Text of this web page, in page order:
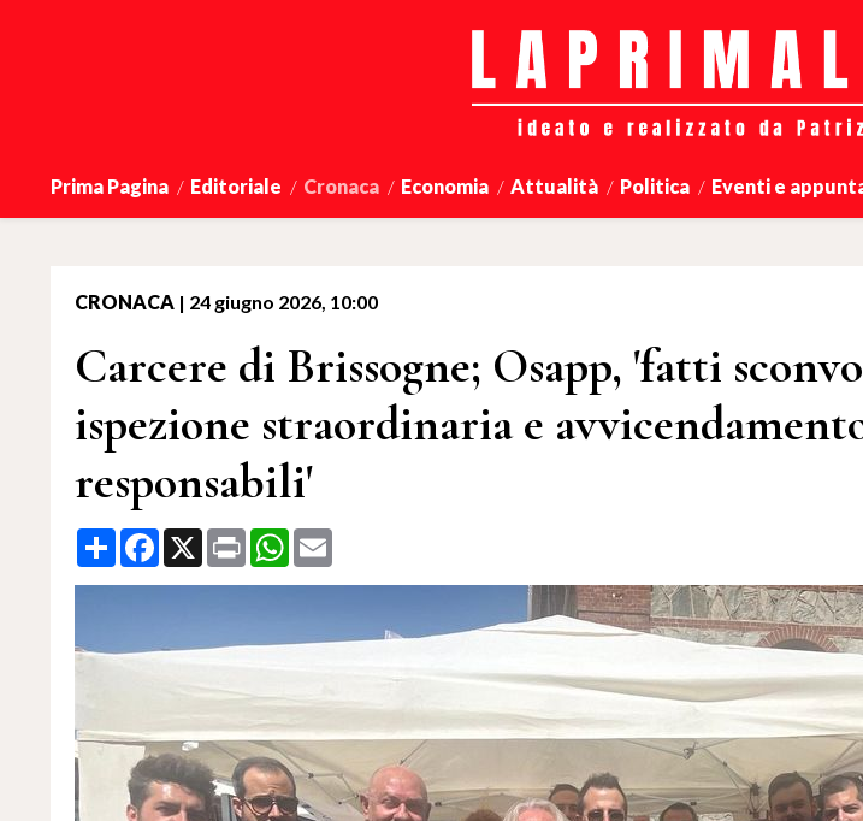
Prima Pagina Editoriale Cronaca Economia Attualità Politica Eventi e
CRONACA | 24 giugno 2026, 10:00
Carcere di Brissogne; Osapp, 'fatti
ispezione straordinaria e
responsabili'
Share Facebook
X Print WhatsApp